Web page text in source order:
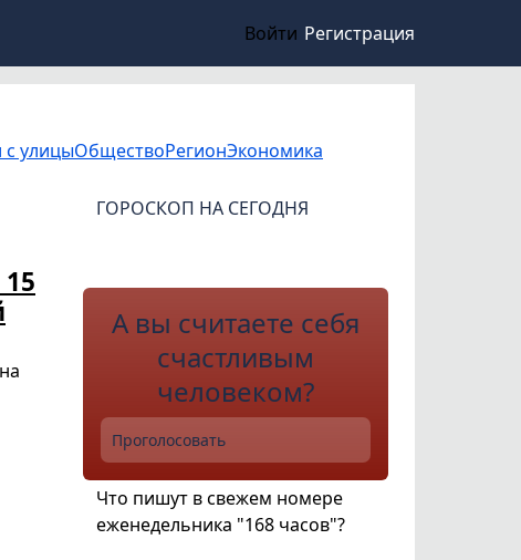
Войти Регистрация
улицыОбществоРегионЭкономика
ГОРОСКОП НА СЕГОДНЯ
А вы считаете себя
счастливым
человеком?
Проголосовать
Что пишут в свежем номере
еженедельника "168 часов"?